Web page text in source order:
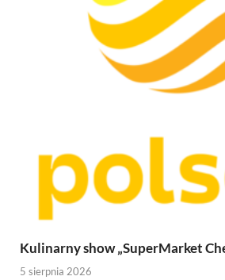
Kulinarny show „SuperMarket
5 sierpnia 2026